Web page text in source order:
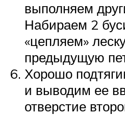
выполняем
Набираем 2
«цепляем»
предыдущую
Хорошо
и выводим ее
отверстие